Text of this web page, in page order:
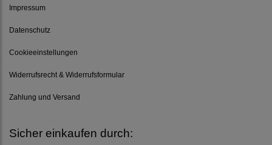
Impressum
Datenschutz
Cookieeinstellungen
Widerrufsrecht & Widerrufsformular
Zahlung und Versand
Sicher einkaufen durch: